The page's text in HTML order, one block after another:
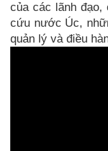
của các lãnh đạo,
cứu nước Úc,
quản lý và điều